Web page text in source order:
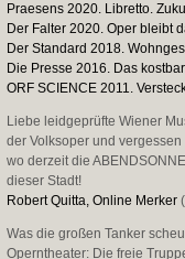
Praesens 2020. Libretto.
Der Falter 2020. Oper bleibt
Der Standard 2018.
Die Presse 2016. Das
ORF SCIENCE 2011.
Liebe leidgeprüfte Wiener
der Volksoper und
wo derzeit die
dieser Stadt!
Robert Quitta, Online Merker (
Was die großen Tanker
Operntheater: Die freie